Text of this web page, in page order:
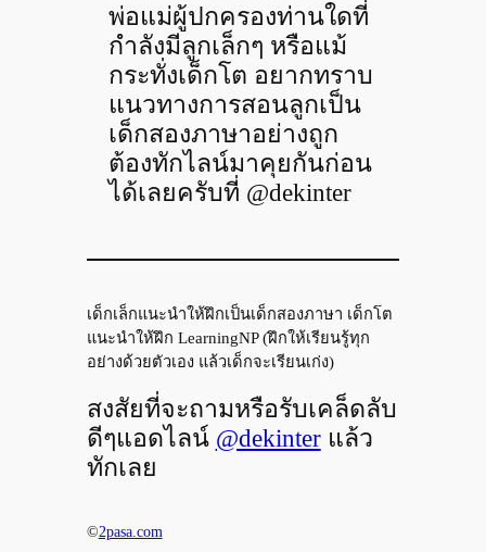
พ่อแม่ผู้ปกครองท่านใดที่
กำลังมีลูกเล็กๆ หรือแม้
กระทั่งเด็กโต อยากทราบ
แนวทางการสอนลูกเป็น
เด็กสองภาษาอย่างถูก
ต้องทักไลน์มาคุยกันก่อน
ได้เลยครับที่ @dekinter
เด็กเล็กแนะนำให้ฝึกเป็นเด็กสองภาษา เด็กโต
แนะนำให้ฝึก LearningNP (ฝึกให้เรียนรู้ทุก
อย่างด้วยตัวเอง แล้วเด็กจะเรียนเก่ง)
สงสัยที่จะถามหรือรับเคล็ดลับ
ดีๆแอดไลน์ @dekinterแล้ว
ทักเลย
©2pasa.com